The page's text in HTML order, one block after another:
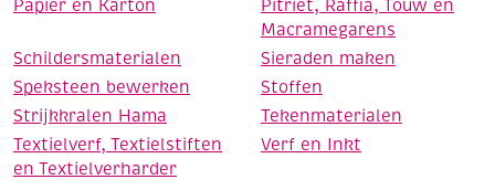
Papier en Karton
Pitriet, Raffia, Touw en
Macramegarens
Schildersmaterialen
Sieraden maken
Speksteen bewerken
Stoffen
Strijkkralen Hama
Tekenmaterialen
Textielverf, Textielstiften
en Textielverharder
Verf en Inkt